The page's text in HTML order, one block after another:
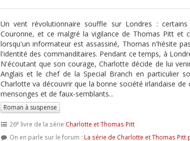
Un vent révolutionnaire souffle sur Londres :
Couronne, et ce malgré la vigilance de Thomas Pitt et
lorsqu'un informateur est assassiné, Thomas n'hésite
l'identité des commanditaires. Pendant ce temps, à
N'écoutant que son courage, Charlotte décide de lui
Anglais et le chef de la Special Branch en particulier
Charlotte va découvrir que la bonne société irlandaise
mensonges et de faux-semblants...
Roman à suspense
26e livre de la série Charlotte et Thomas Pitt
On en parle sur le forum : La série de Charlotte et Thomas Pitt